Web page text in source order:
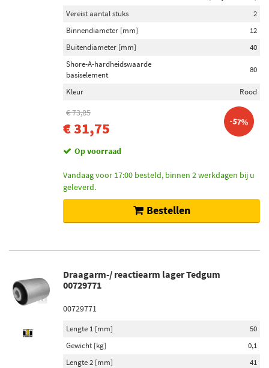
Vereist aantal stuks
2
Binnendiameter [mm]
12
Buitendiameter [mm]
40
Shore-A-hardheidswaarde
basiselement
80
Kleur Rood
€ 73,85
€ 31,75 -57%
Op voorraad
Vandaag voor 17:00 besteld, binnen 2 werkdagen bij u
geleverd.
Bestellen
Draagarm-/ reactiearm lager Tedgum
00729771
00729771
Lengte 1 [mm]
50
Gewicht [kg]
0,1
Lengte 2 [mm]
41